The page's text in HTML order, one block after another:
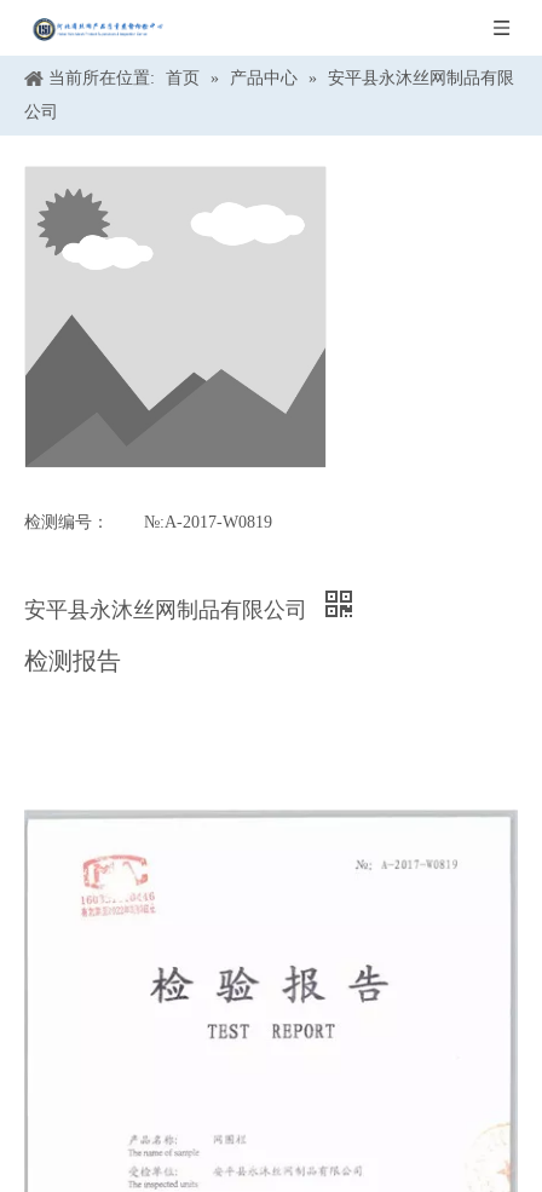
当前所在位置: 首页 » 产品中心 »
安平县永沐丝网制品有限
公司
检测编号： №:A-2017-W0819
安平县永沐丝网制品有限公司
检测报告